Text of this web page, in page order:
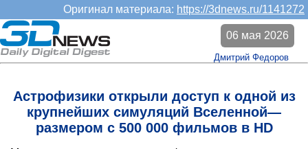
Оригинал материала: https://3dnews.ru/1141272
Астрофизики открыли доступ к одной из
крупнейших симуляций Вселенной—
размером с 500 000 фильмов в HD
06 мая 2026
Дмитрий Федоров